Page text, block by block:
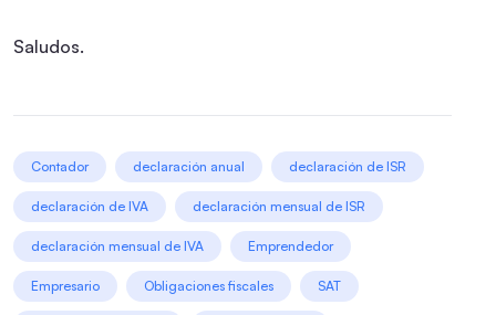
Saludos.
Contador declaración anual declaración de ISR
declaración de IVA declaración mensual de ISR
declaración mensual de IVA Emprendedor
Empresario Obligaciones fiscales SAT